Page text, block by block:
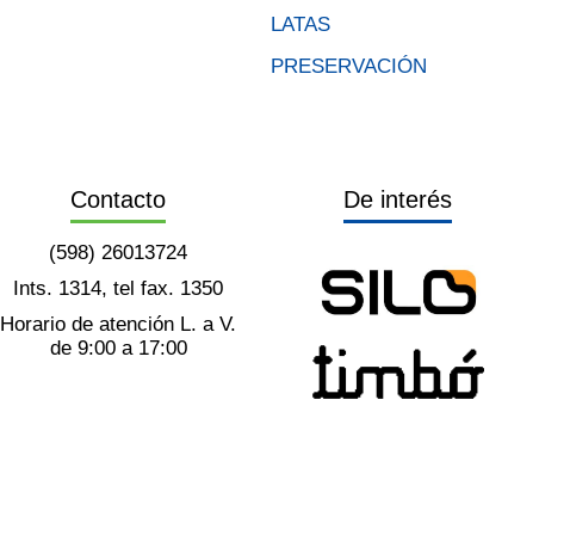
LATAS
PRESERVACIÓN
Contacto
(598) 26013724
Ints. 1314, tel fax. 1350
Horario de atención L. a V.
de 9:00 a 17:00
De interés